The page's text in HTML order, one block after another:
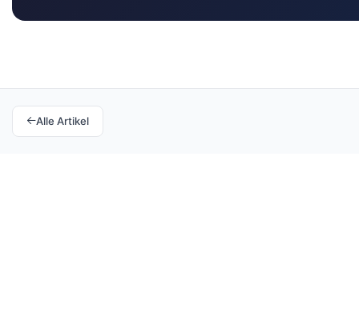
Alle Artikel